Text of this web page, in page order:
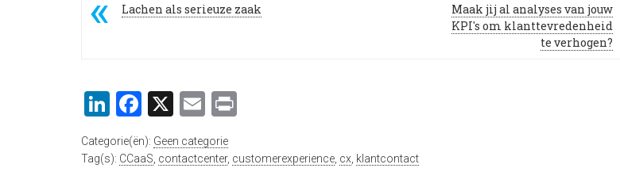
Lachen als serieuze zaak
Maak jij al analyses van jouw
KPI's om klanttevredenheid
te verhogen?
LinkedIn
Facebook
X Email
Categorie(ën): Geen categorie
Tag(s): CCaaS contactcenter, customerexperience cx klantcontact